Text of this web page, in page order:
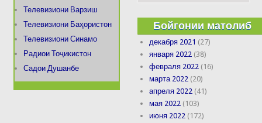
Телевизиони Варзиш
Телевизиони Баҳористон
Телевизиони Синамо
Радиои Тоҷикистон
Садои Душанбе
Бойгонии матолиб
декабря 2021 (27)
января 2022 (38)
февраля 2022 (16)
марта 2022 (20)
апреля 2022 (41)
мая 2022 (103)
июня 2022 (172)